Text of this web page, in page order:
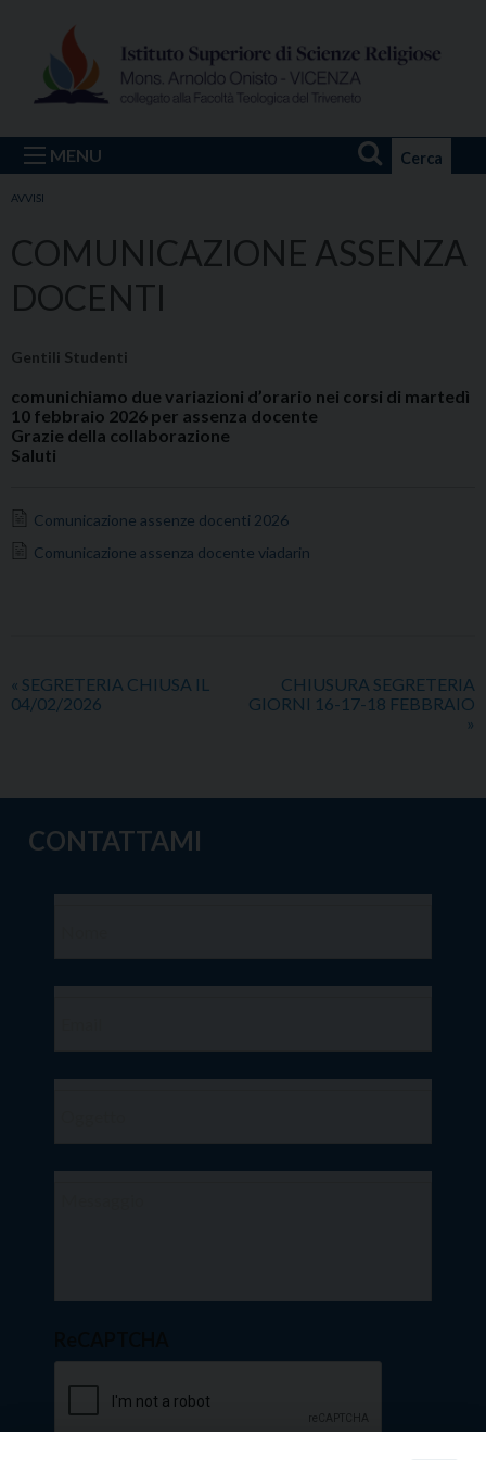
Cerca
MENU
AVVISI
COMUNICAZIONE ASSENZA
DOCENTI
Gentili Studenti
comunichiamo due variazioni d’orario nei corsi di martedì
10 febbraio 2026 per assenza docente
Grazie della collaborazione
Saluti
Comunicazione assenze docenti 2026
Comunicazione assenza docente viadarin
« SEGRETERIA CHIUSA IL
04/02/2026
CHIUSURA SEGRETERIA
GIORNI 16-17-18 FEBBRAIO
»
CONTATTAMI